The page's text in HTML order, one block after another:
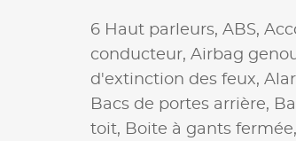
6 Haut parleurs, ABS,
conducteur, Airbag
d'extinction des feux,
Bacs de portes arrière,
toit, Boite à gants fermée,